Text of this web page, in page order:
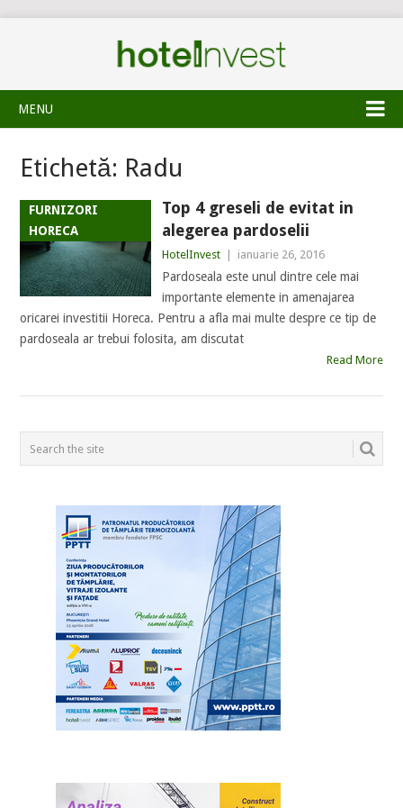
MENU
Etichetă: Radu
FURNIZORI
HORECA
Top 4 greseli de evitat in
alegerea pardoselii
HotelInvest ianuarie 26, 2016
Pardoseala este unul dintre cele mai
importante elemente in amenajarea
oricarei investitii Horeca. Pentru a afla mai multe despre ce tip de
pardoseala ar trebui folosita, am discutat
Read More
POSTS
NAVIGATION